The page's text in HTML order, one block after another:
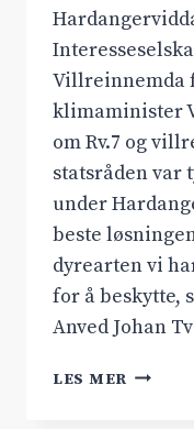
Villreinnemda
klimaminister
om Rv.7 og
statsråden var
under
beste
dyrearten vi
for å beskytte,
Anved Johan
LES MER MØTTE